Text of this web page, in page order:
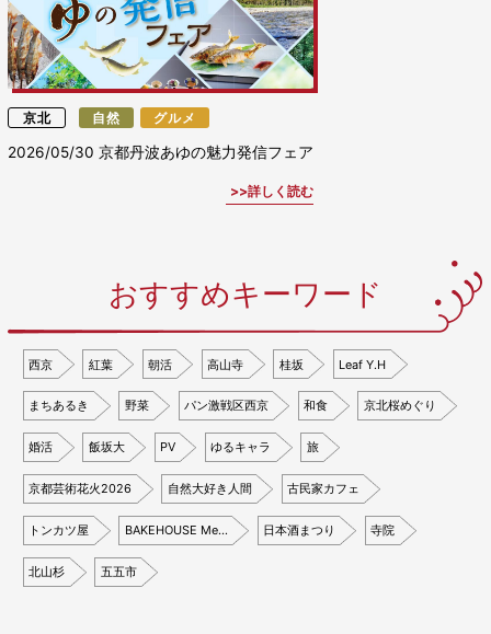
京北 自然 グルメ
2026/05/30京都丹波あゆの魅力発信フェア
詳しく読む
おすすめキーワード
西京 紅葉 朝活 高山寺 桂坂 Leaf Y.H
まちあるき 野菜 パン激戦区西京 和食 京北桜めぐり
婚活 飯坂大 PV ゆるキャラ 旅
京都芸術花火2026 自然大好き人間 古民家カフェ
トンカツ屋 BAKEHOUSE Me… 日本酒まつり 寺院
北山杉 五五市